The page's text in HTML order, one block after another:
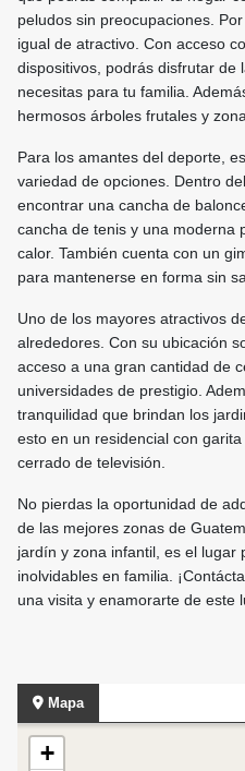
peludos sin preocupaciones.
igual de atractivo. Con acceso
dispositivos, podrás disfrutar de
necesitas para tu familia.
hermosos árboles frutales y
Para los amantes del deporte,
variedad de opciones. Dentro
encontrar una cancha de
cancha de tenis y una moderna
calor. También cuenta con un
para mantenerse en forma sin
Uno de los mayores atractivos
alrededores. Con su ubicación
acceso a una gran cantidad de
universidades de prestigio.
tranquilidad que brindan los
esto en un residencial con
cerrado de televisión.
No pierdas la oportunidad de
de las mejores zonas de
jardín y zona infantil, es el
inolvidables en familia.
una visita y enamorarte de este
Mapa
+